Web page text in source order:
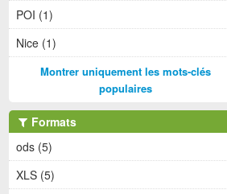
POI (1)
Nice (1)
Montrer uniquement les mots-clés
populaires
Formats
ods (5)
XLS (5)